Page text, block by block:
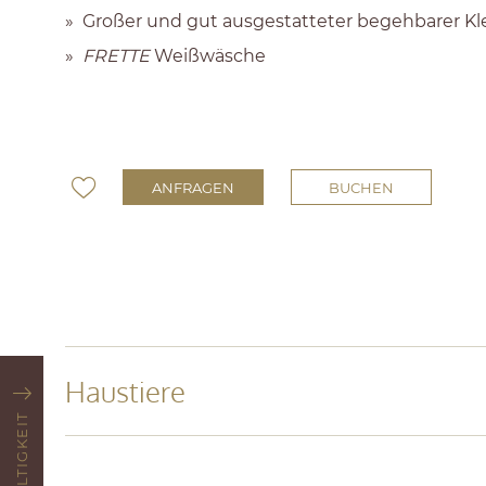
Großer und gut ausgestatteter begehbarer
FRETTEWeißwäsche
ANFRAGEN BUCHEN
Haustiere